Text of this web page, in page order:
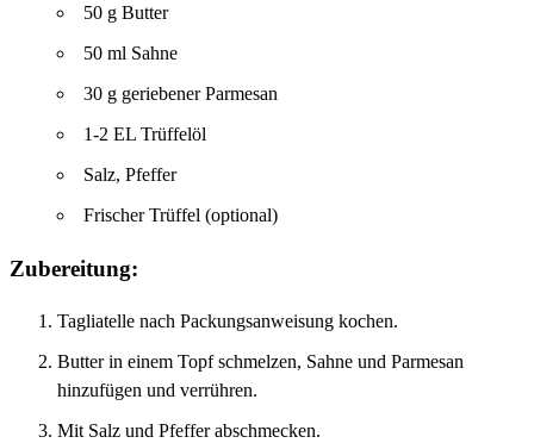
50 g Butter
50 ml Sahne
30 g geriebener Parmesan
1-2 EL Trüffelöl
Salz, Pfeffer
Frischer Trüffel (optional)
Zubereitung:
Tagliatelle nach Packungsanweisung kochen.
Butter in einem Topf schmelzen, Sahne und Parmesan
hinzufügen und verrühren.
Mit Salz und Pfeffer abschmecken.